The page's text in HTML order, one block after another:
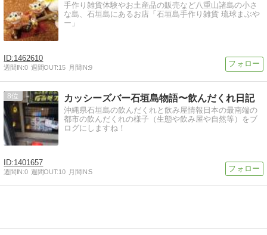
手作り雑貨体験やお土産品の販売など八重山諸島の小さ
な島、石垣島にあるお店「石垣島手作り雑貨 琉球まぶや
ー」
1462610
週間IN:0 週間OUT:15 月間IN:9
8 カッシーズバー石垣島物語〜飲んだくれ日記
沖縄県石垣島の飲んだくれと飲み屋情報日本の最南端の
都市の飲んだくれの様子（生態や飲み屋や自然等）をブ
ログにしますね！
1401657
週間IN:0 週間OUT:10 月間IN:5